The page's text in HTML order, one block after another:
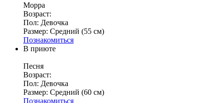
Морра
Возраст:
Пол: Девочка
Размер: Средний (55 см)
Познакомиться
В приюте
Песня
Возраст:
Пол: Девочка
Размер: Средний (60 см)
Познакомиться